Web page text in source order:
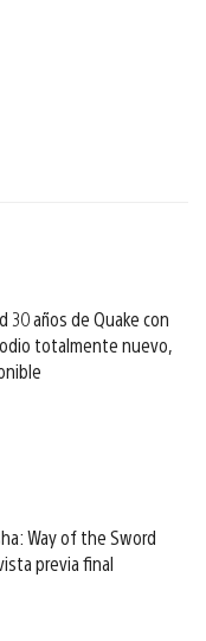
30 años de Quake con
totalmente nuevo,
Way of the Sword
previa final